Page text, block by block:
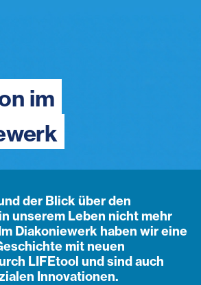
im
der Blick über den
unserem Leben nicht mehr
Diakoniewerk haben wir eine
mit neuen
LIFEtool und sind auch
Innovationen.